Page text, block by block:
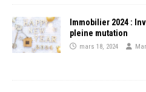
Immobilier 2024 :
pleine mutation
mars 18, 2024